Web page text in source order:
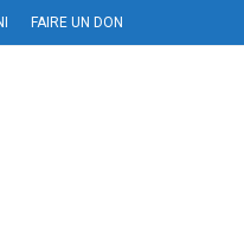
FAIRE UN DON